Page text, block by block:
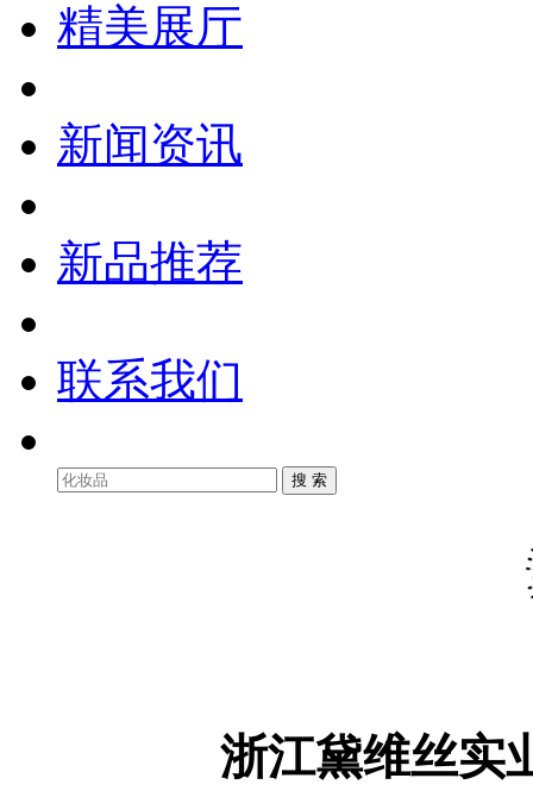
精美展厅
新闻资讯
新品推荐
联系我们
浙江黛维丝实